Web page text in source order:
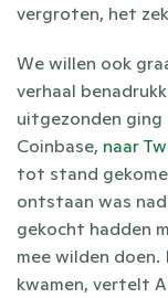
vergroten, het
We willen ook
verhaal
uitgezonden ging
Coinbase, naar
tot stand
ontstaan was
gekocht hadden
mee wilden
kwamen, vertelt